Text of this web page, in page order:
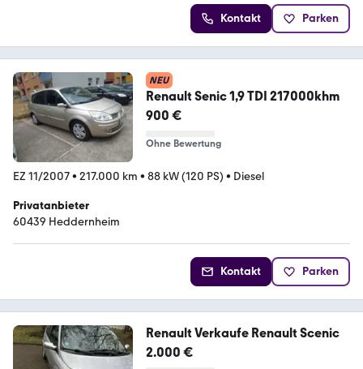
Kontakt Parken
NEU
Renault Senic 1,9 TDI 217000khm
900 €
Ohne Bewertung
EZ 11/2007• 217.000 km • 88 kW (120 PS) • Diesel
Privatanbieter
60439 Heddernheim
Kontakt Parken
Renault Verkaufe Renault Scenic
2.000 €